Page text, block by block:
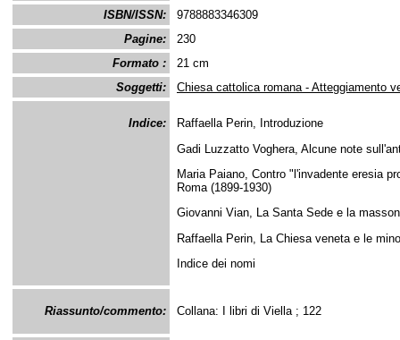
ISBN/ISSN:
9788883346309
Pagine:
230
Formato :
21 cm
Soggetti:
Chiesa cattolica romana - Atteggiamento
Indice:
Raffaella Perin, Introduzione
Gadi Luzzatto Voghera, Alcune note
Maria Paiano, Contro "l'invadente eresia
Roma (1899-1930)
Giovanni Vian, La Santa Sede e la
Raffaella Perin, La Chiesa veneta e le
Indice dei nomi
Riassunto/commento: Collana: I libri di Viella ; 122